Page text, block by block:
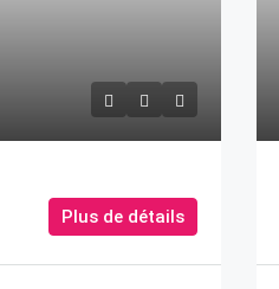
Plus de détails